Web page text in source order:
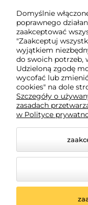
O nas
Obsługa klienta
Pomoc
Moje konto
Domyślnie
poprawnego
zaakceptować
"Zaakceptuj
wyjątkiem
do swoich potrzeb,
Udzieloną zgodę
wycofać lub
cookies" na dole
Szczegóły o
zasadach
w Polityce